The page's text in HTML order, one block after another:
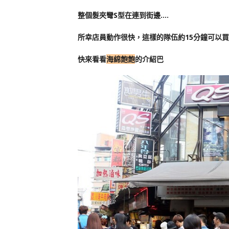
整個髮夾彎S型在連到街邊….
所幸店員動作很快，這樣的隊伍約15分鐘可以
快來看看海綿飽飽的介紹巴